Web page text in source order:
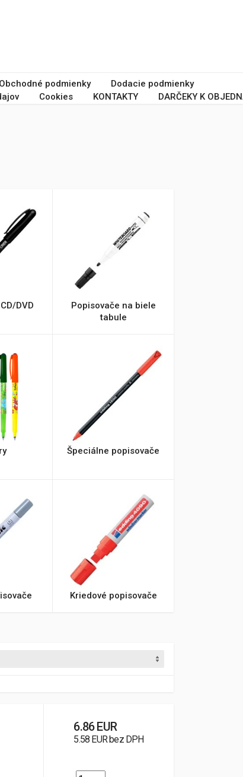
Obchodné podmienky
Dodacie podmienky
Cookies KONTAKTY DARČEKY K
DVD
Popisovače na biele
tabule
Špeciálne popisovače
Kriedové popisovače
6.86 EUR
5.58 EUR bez DPH